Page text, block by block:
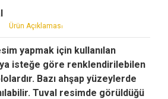
Ürün Açıklaması
yapmak için kullanılan
isteğe göre renklendirilebilen
Bazı ahşap yüzeylerde
Tuval resimde görüldüğü